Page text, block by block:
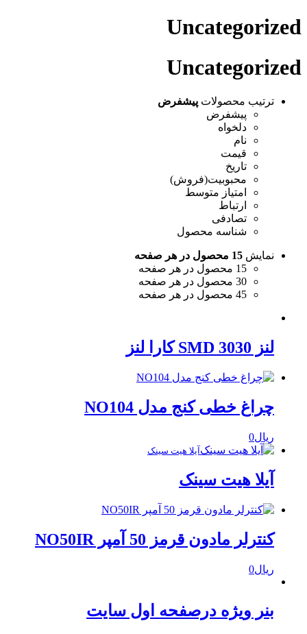
Uncategorized
Uncategorized
ترتیب محصولات پیشفرض
پیشفرض
دلخواه
نام
قیمت
تاریخ
محبوبیت(فروش)
امتیاز متوسط
ارتباط
تصادفی
شناسه محصول
نمایش 15 محصول در هر صفحه
15 محصول در هر صفحه
30 محصول در هر صفحه
45 محصول در هر صفحه
لنز 3030 SMD کارا لنز
چراغ خطی کنج مدل NO104
ریال0
آیلا هیت سینک
آیلا هیت سینک
کنترلر مادون قرمز 50 آمپر NO50IR
ریال0
بنر ویژه درصفحه اول سایت